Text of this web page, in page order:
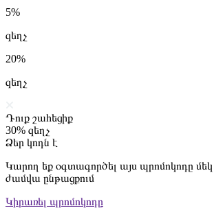
5%
զեղչ
20%
զեղչ
Դուք շահեցիք
30% զեղչ
Ձեր կոդն է
Կարող եք օգտագործել այս պրոմոկոդը
ժամվա ընթացքում
Կիրառել պրոմոկոդը